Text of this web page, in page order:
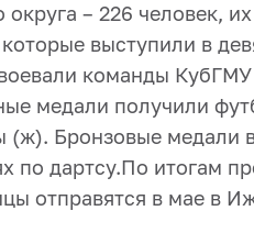
округа – 226 человек,
которые выступили в
команды
медали получили
(ж). Бронзовые медали
по дартсу.По итогам
отправятся в мае в